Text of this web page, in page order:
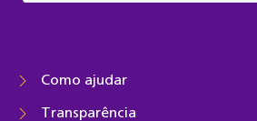
Como ajudar
Transparência